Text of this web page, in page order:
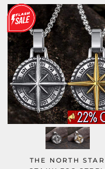
THE NORTH STAR